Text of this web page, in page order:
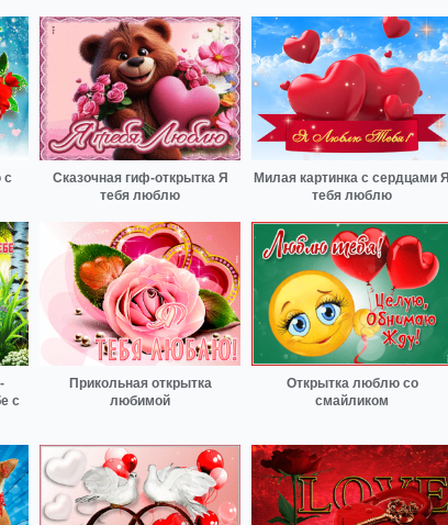
с
Сказочная гиф-открытка Я
тебя люблю
Милая картинка с сердцами Я
тебя люблю
с
Прикольная открытка
любимой
Открытка люблю со
смайликом